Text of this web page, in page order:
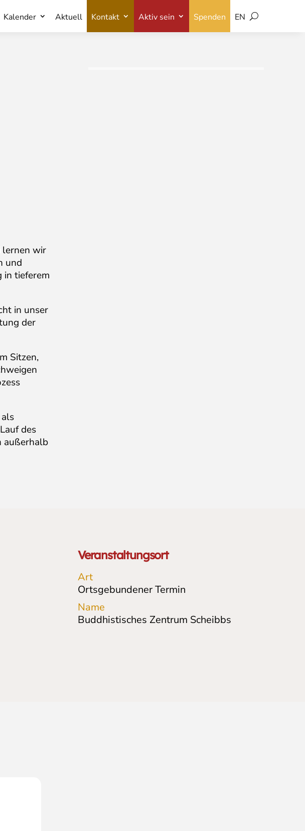
Kalender Aktuell Kontakt Aktiv sein Spenden EN
Kalender Aktuell Kontakt Aktiv sein Spenden EN
lernen wir
und
in tieferem
in unser
der
Sitzen,
des
außerhalb
Veranstaltungsort
Art
Ortsgebundener Termin
Name
Buddhistisches Zentrum Scheibbs